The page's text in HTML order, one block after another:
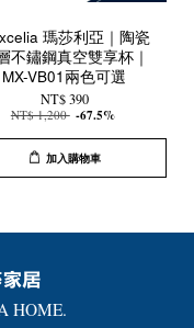
瑪莎利亞｜陶瓷
不鏽鋼真空雙享杯｜
MX-VB01兩色可選
NT$ 390
NT$ 1,200 -67.5%
加入購物車
HOME.